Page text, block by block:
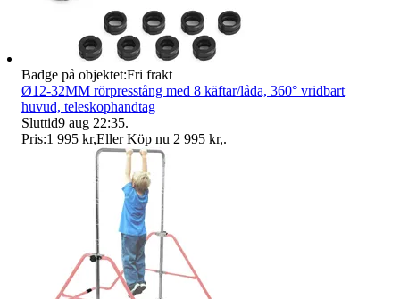
Badge på objektet:Fri frakt
Ø12-32MM rörpresstång med 8 käftar/låda, 360° vridbart
huvud, teleskophandtag
Sluttid9 aug 22:35.
Pris:1 995 kr,Eller Köp nu 2 995 kr,.